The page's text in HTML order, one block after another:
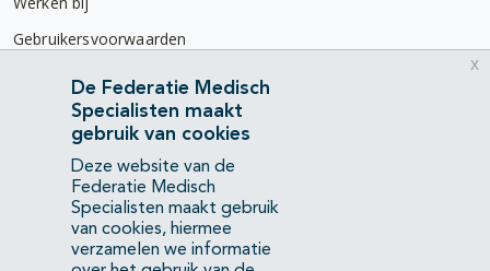
Gebruikersvoorwaarden
Privacyverklaring
Contact
Mercatorlaan 1200
3528 BL Utrecht
(088) 505 34 34
De Federatie Medisch
Specialisten maakt
gebruik van cookies
Deze website van de
Federatie Medisch
Specialisten maakt gebruik
van cookies, hiermee
verzamelen we informatie
x